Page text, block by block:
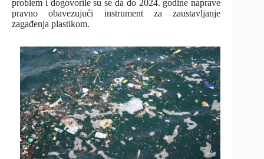
problem i dogovorile su se da do 2024. godine naprave
pravno obavezujući instrument za zaustavljanje
zagađenja plastikom.